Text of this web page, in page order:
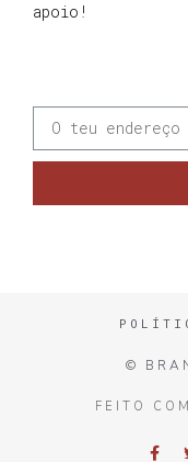
apoio!
©
FEITO